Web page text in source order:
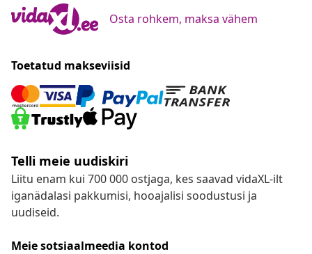
Osta rohkem, maksa vähem
Toetatud makseviisid
Telli meie uudiskiri
Liitu enam kui 700 000 ostjaga, kes saavad vidaXL-ilt
iganädalasi pakkumisi, hooajalisi soodustusi ja
uudiseid.
Meie sotsiaalmeedia kontod